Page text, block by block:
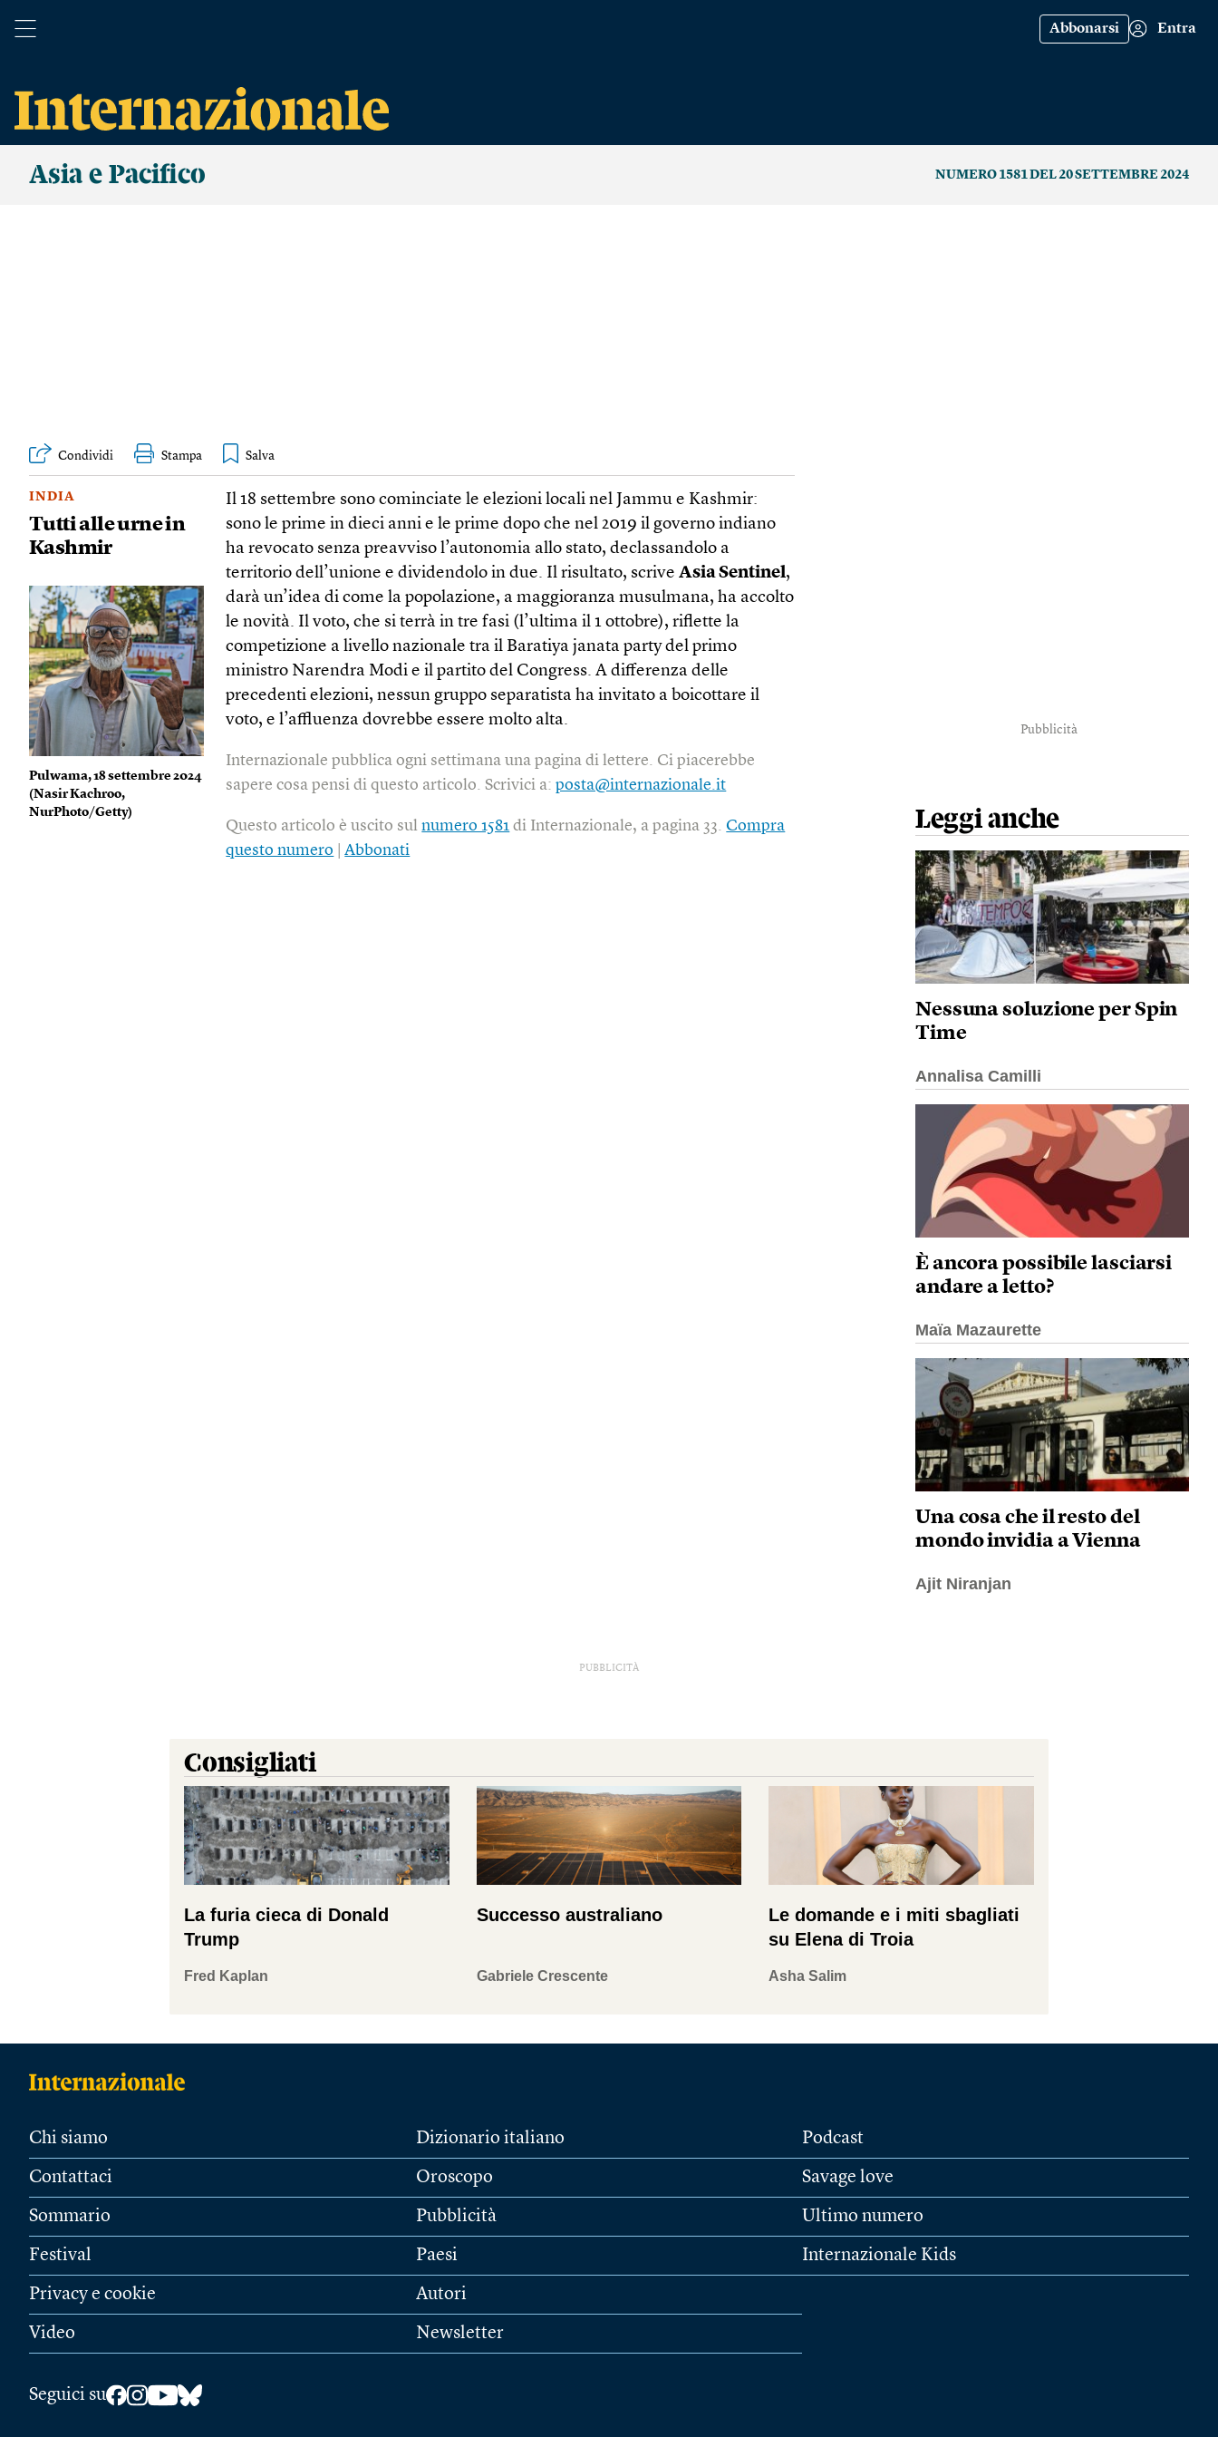
Abbonarsi Entra
Asia e Pacifico NUMERO 1581 DEL 20 SETTEMBRE 2024
Condividi Stampa
INDIA
Tutti alle urne in
Kashmir
Pulwama, 18 settembre 2024
(Nasir Kachroo,
NurPhoto/Getty)
Il 18 settembre sono cominciate le elezioni locali nel Jammu e Kashmir:
sono le prime in dieci anni e le prime dopo che nel 2019 il governo indiano
ha revocato senza preavviso l’autonomia allo stato, declassandolo a
territorio dell’unione e dividendolo in due. Il risultato, scriveAsia Sentinel,
darà un’idea di come la popolazione, a maggioranza musulmana, ha accolto
le novità. Il voto, che si terrà in tre fasi (l’ultima il 1 ottobre), riflette la
competizione a livello nazionale tra il Baratiya janata party del primo
ministro Narendra Modi e il partito del Congress. A differenza delle
precedenti elezioni, nessun gruppo separatista ha invitato a boicottare il
voto, e l’affluenza dovrebbe essere molto alta.
Internazionale pubblica ogni settimana una pagina di lettere. Ci piacerebbe
sapere cosa pensi di questo articolo. Scrivici a:posta@internazionale.it
Questo articolo è uscito sulnumero 1581 di Internazionale, a pagina 33.Compra
questo numero |Abbonati
Pubblicità
Leggi anche
Nessuna soluzione per Spin
Time
Annalisa Camilli
È ancora possibile lasciarsi
andare a letto?
Maïa Mazaurette
Una cosa che il resto del
mondo invidia a Vienna
Ajit Niranjan
PUBBLICITÀ
Consigliati
La furia cieca di Donald
Trump
Fred Kaplan
Successo australiano
Gabriele Crescente
Le domande e i miti sbagliati
su Elena di Troia
Asha Salim
Chi siamo
Contattaci
Sommario
Festival
Privacy e cookie
Video
Dizionario italiano
Oroscopo
Pubblicità
Paesi
Autori
Newsletter
Podcast
Savage love
Ultimo numero
Internazionale Kids
Seguici su